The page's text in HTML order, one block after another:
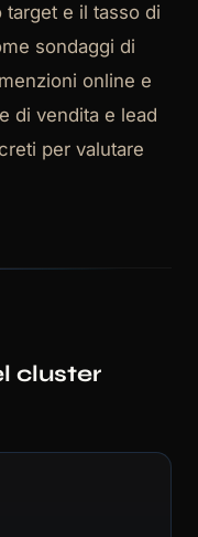
e il tasso di
sondaggi di
online e
di vendita e lead
per valutare
cluster